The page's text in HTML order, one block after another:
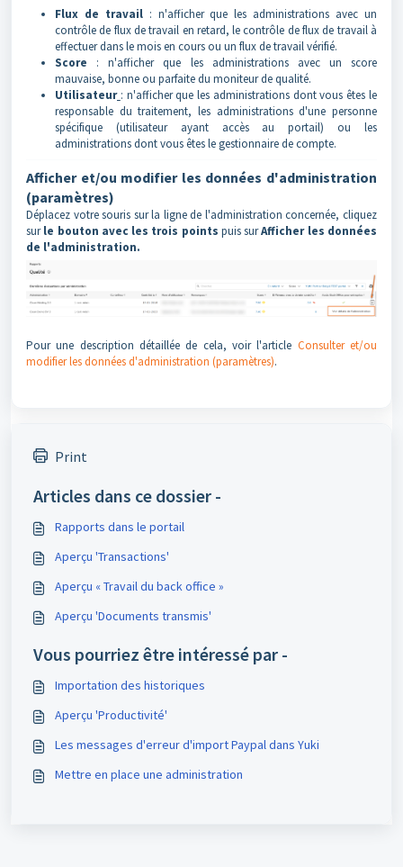
Flux de travail: n'afficher que les administrations avec un
contrôle de flux de travail en retard, le contrôle de flux de travail à
effectuer dans le mois en cours ou un flux de travail vérifié.
Score : n'afficher que les administrations avec un score
mauvaise, bonne ou parfaite du moniteur de qualité.
Utilisateur : n'afficher que les administrations dont vous êtes le
responsable du traitement, les administrations d'une personne
spécifique (utilisateur ayant accès au portail) ou les
administrations dont vous êtes le gestionnaire de compte.
Afficher et/ou modifier les données d'administration
(paramètres)
Déplacez votre souris sur la ligne de l'administration concernée, cliquez
surle bouton avec les trois points puis surAfficher les données
de l'administration.
Pour une description détaillée de cela, voir l'article Consulter et/ou
modifier les données d'administration (paramètres).
Print
Articles dans ce dossier -
Rapports dans le portail
Aperçu 'Transactions'
Aperçu « Travail du back office »
Aperçu 'Documents transmis'
Vous pourriez être intéressé par -
Importation des historiques
Aperçu 'Productivité'
Les messages d'erreur d'import Paypal dans Yuki
Mettre en place une administration